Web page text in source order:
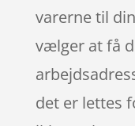
varerne til
vælger at få
det er lettes